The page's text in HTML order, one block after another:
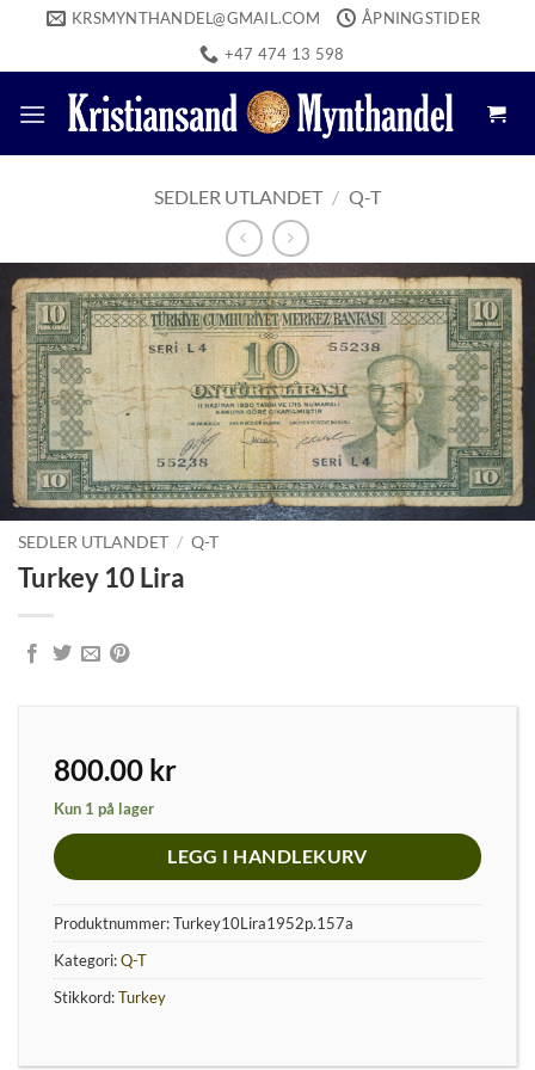
content
KRSMYNTHANDEL@GMAIL.COM
ÅPNINGSTIDER
+47 474 13 598
SEDLER UTLANDET / Q-T
SEDLER UTLANDET / Q-T
Turkey 10 Lira
800.00 kr
Kun 1 på lager
LEGG I HANDLEKURV
Produktnummer:Turkey10Lira1952p.157a
Kategori:Q-T
Stikkord:Turkey